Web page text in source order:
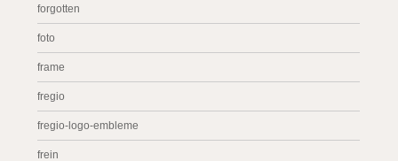
forgotten
foto
frame
fregio
fregio-logo-embleme
frein